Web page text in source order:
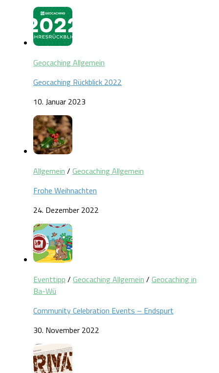
Geocaching Allgemein
Geocaching Rückblick 2022
10. Januar 2023
Allgemein / Geocaching Allgemein
Frohe Weihnachten
24. Dezember 2022
Eventtipp / Geocaching Allgemein / Geocaching in
Ba-Wü
Community Celebration Events – Endspurt
30. November 2022